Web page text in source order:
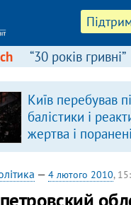
“30 років гривні”
Київ перебував
балістики і
жертва і
— 4 лютого 2010,